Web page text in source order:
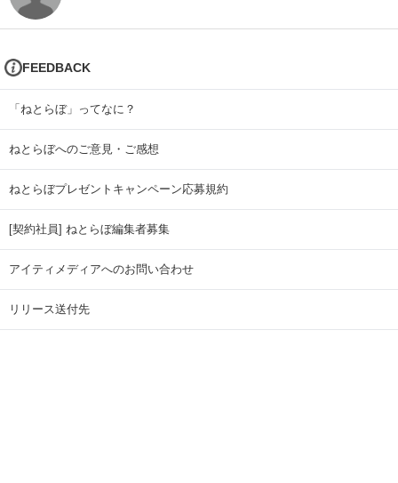
FEEDBACK
「ねとらぼ」ってなに？
ねとらぼへのご意見・ご感想
ねとらぼプレゼントキャンペーン応募規約
[契約社員] ねとらぼ編集者募集
アイティメディアへのお問い合わせ
リリース送付先